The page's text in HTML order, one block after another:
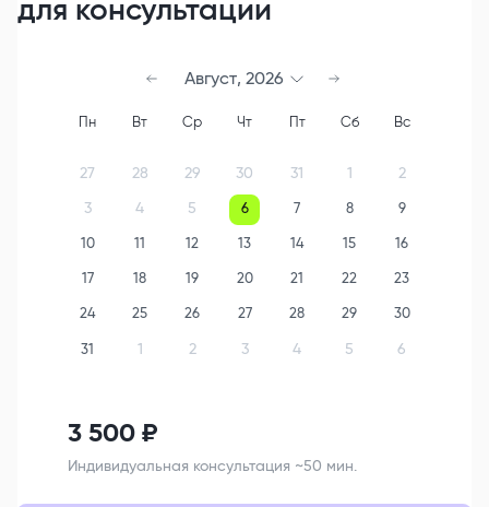
для консультации
Август, 2026
Пн Вт Ср Чт Пт Сб Вс
27 28 29 30 31 1 2
3 4 5 6 7 8 9
10 12 13 14 15 16
17 18 19 20 21 22 23
24 25 26 27 28 29 30
31 1 2 3 4 5 6
3 500 ₽
Индивидуальная консультация ~50 мин.